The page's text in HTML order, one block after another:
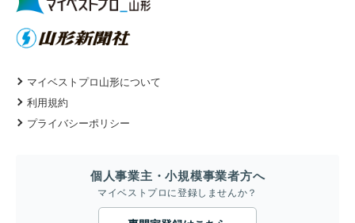
マイベストプロ山形について
利用規約
プライバシーポリシー
個人事業主・小規模事業者方へ
マイベストプロに登録しませんか？